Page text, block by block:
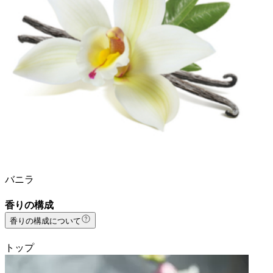
バニラ
香りの構成
香りの構成について
トップ